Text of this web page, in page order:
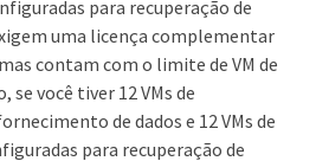
para recuperação de
uma licença complementar
contam com o limite de VM de
você tiver 12 VMs de
de dados e 12 VMs de
para recuperação de